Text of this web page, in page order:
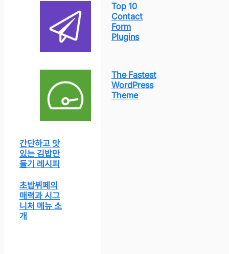
Top 10
Contact
Form
Plugins
The Fastest
WordPress
Theme
간단하고 맛
있는 김밥만
들기 레시피
초밥뷔페의
매력과 시그
니처 메뉴 소
개